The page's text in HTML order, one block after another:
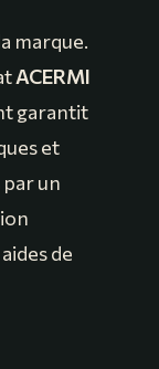
marque.
ACERMI
garantit
et
un
de